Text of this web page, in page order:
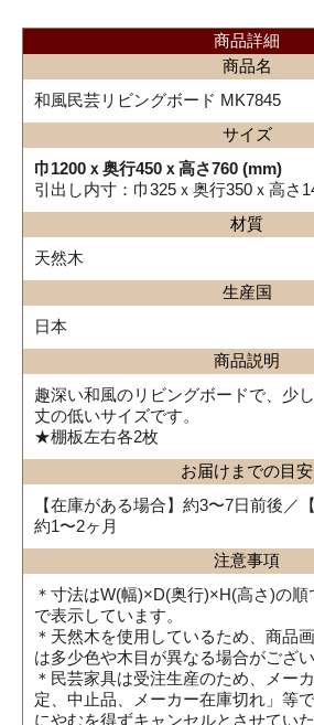
商品詳細
商品名
和風民芸リビングボード MK7845
サイズ
巾1200ｘ奥行450ｘ高さ760 (mm)
引出し内寸：巾325ｘ奥行350ｘ高さ
材質
天然木
生産国
日本
商品説明
趣深い和風のリビングボードで、少
丈の低いサイズです。
★棚板左右各2枚
お届けまでの目安
【在庫がある場合】約3〜7日前後／
約1〜2ヶ月
注意事項
＊寸法はW(幅)×D(奥行)×H(高さ)の
で表示しています。
＊天然木を使用しているため、商品
は多少色や木目が異なる場合がござい
＊民芸家具は受注生産のため、メー
定、中止品、メーカー在庫切れ」等
にやむを得ずキャンセルとさせてい